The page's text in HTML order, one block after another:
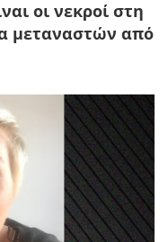
οι νεκροί στη
μεταναστών από